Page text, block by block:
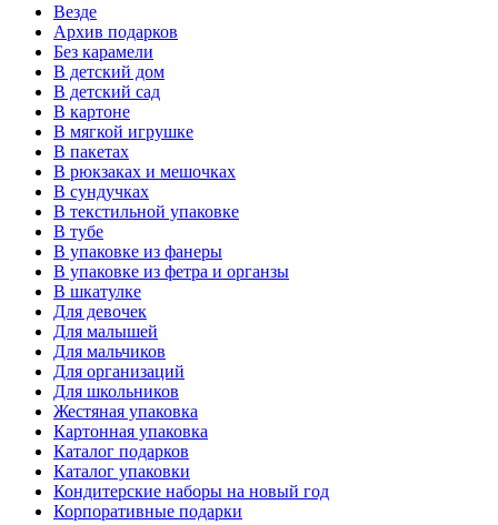
Везде
Архив подарков
Без карамели
В детский дом
В детский сад
В картоне
В мягкой игрушке
В пакетах
В рюкзаках и мешочках
В сундучках
В текстильной упаковке
В тубе
В упаковке из фанеры
В упаковке из фетра и органзы
В шкатулке
Для девочек
Для малышей
Для мальчиков
Для организаций
Для школьников
Жестяная упаковка
Картонная упаковка
Каталог подарков
Каталог упаковки
Кондитерские наборы на новый год
Корпоративные подарки